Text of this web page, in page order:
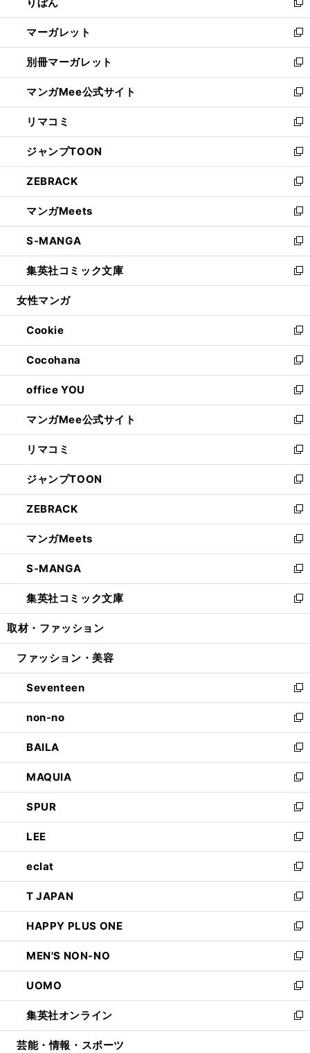
で
開
く
ド
ウ
で
開
く
ィ
ン
ド
ウ
で
開
く
新
し
い
ウ
ィ
ン
ド
ウ
で
開
く
マーガレット
新
し
い
ウ
ィ
ン
ド
ウ
で
開
く
別冊マーガレット
新
し
い
ウ
ィ
ン
ド
ウ
で
開
く
マンガMee公式サイト
新
し
い
ウ
ィ
ン
ド
ウ
で
開
く
リマコミ
新
し
い
ウ
ィ
ン
ド
ウ
で
開
く
ジャンプTOON
新
し
い
ウ
ィ
ン
ド
ウ
で
開
ZEBRACK
新
し
い
ウ
ィ
ン
ド
ウ
開
く
マンガMeets
新
し
い
ウ
ィ
ン
ウ
で
開
く
S-MANGA
新
し
い
ウ
ン
ド
ウ
で
開
く
集英社コミック文庫
新
し
ウ
ィ
ン
ド
ウ
で
開
く
女性マンガ
Cookie
新
し
い
ウ
ィ
ン
ド
ウ
で
開
く
Cocohana
新
し
い
ウ
ィ
ン
ド
ウ
で
開
く
office YOU
新
し
い
ウ
ィ
ン
ド
ウ
で
開
く
マンガMee公式サイト
新
し
い
ウ
ィ
ン
ド
ウ
で
開
く
リマコミ
新
し
い
ウ
ィ
ン
ド
ウ
で
開
く
ジャンプTOON
新
し
い
ウ
ィ
ン
ド
ウ
で
開
ZEBRACK
新
し
い
ウ
ィ
ン
ド
ウ
開
マンガMeets
新
し
い
ウ
ィ
ン
ウ
開
く
S-MANGA
新
し
い
ウ
ン
ウ
で
開
く
集英社コミック文庫
新
し
ウ
ン
ド
ウ
で
開
く
取材・ファッション
ファッション・美容
Seventeen
新
し
い
ウ
ィ
ン
ド
ウ
で
開
く
non-no
新
し
い
ウ
ィ
ン
ド
ウ
で
開
く
BAILA
新
し
い
ウ
ィ
ン
ド
ウ
で
開
く
MAQUIA
新
し
い
ウ
ィ
ン
ド
ウ
で
開
く
SPUR
新
し
い
ウ
ィ
ン
ド
ウ
で
開
く
LEE
新
し
い
ウ
ィ
ン
ド
ウ
で
開
く
eclat
新
し
い
ウ
ィ
ン
ド
ウ
で
開
く
T JAPAN
新
し
い
ウ
ィ
ン
ド
ウ
で
開
HAPPY PLUS ONE
新
し
い
ウ
ィ
ン
ド
ウ
MEN'S NON-NO
新
し
い
ウ
ィ
ン
UOMO
新
し
い
ウ
集英社オンライン
新
し
芸能・情報・スポーツ